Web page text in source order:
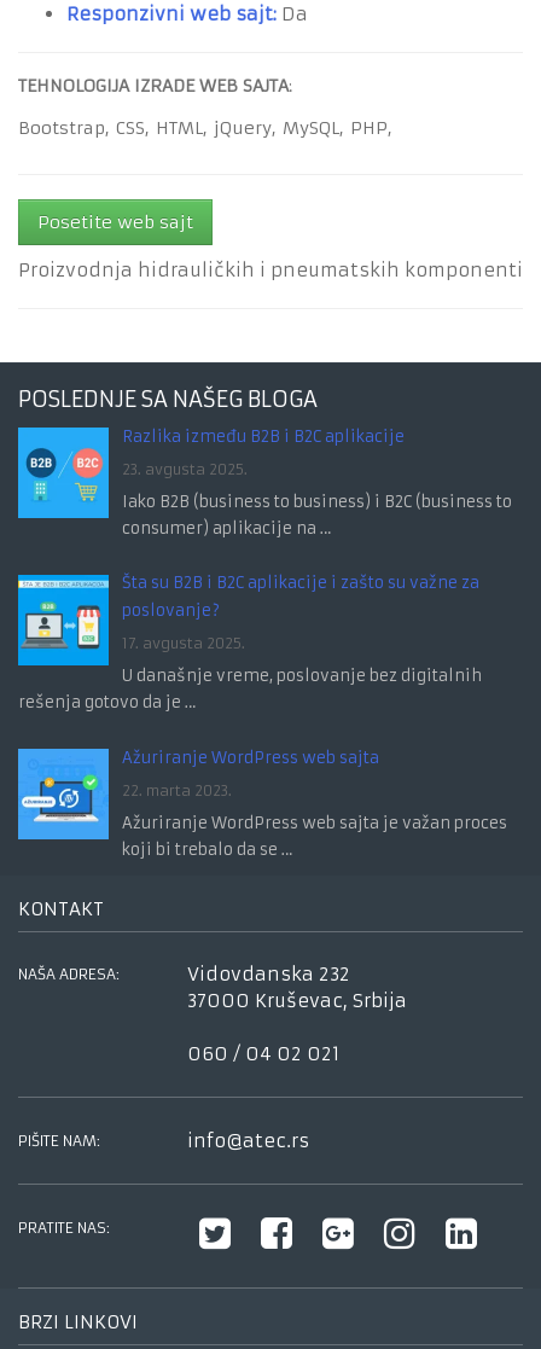
Responzivni web sajt: Da
TEHNOLOGIJA IZRADE WEB SAJTA:
Bootstrap, CSS, HTML, jQuery, MySQL, PHP,
Posetite web sajt
Proizvodnja hidrauličkih i pneumatskih komponenti
POSLEDNJE SA NAŠEG BLOGA
Razlika između B2B i B2C aplikacije
23. avgusta 2025.
Iako B2B (business to business) i B2C (business to
consumer) aplikacije na …
Šta su B2B i B2C aplikacije i zašto su važne za
poslovanje?
17. avgusta 2025.
U današnje vreme, poslovanje bez digitalnih
rešenja gotovo da je …
Ažuriranje WordPress web sajta
22. marta 2023.
Ažuriranje WordPress web sajta je važan proces
koji bi trebalo da se …
KONTAKT
NAŠA ADRESA:
Vidovdanska 232
37000 Kruševac, Srbija
060 / 04 02 021
PIŠITE NAM: info@atec.rs
PRATITE NAS:
BRZI LINKOVI